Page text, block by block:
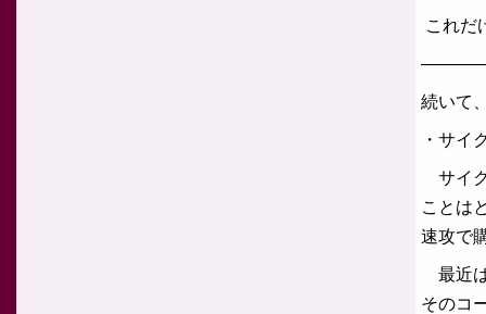
これだ
続いて
・サイ
サイ
ことは
速攻で
最近
そのコ